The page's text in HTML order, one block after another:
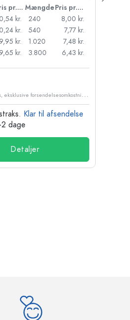
Pris pr. stk. Mængde
Pris pr. stk.
kr.
kr.
9,95 kr.
9,65 kr.
240
8,00 kr.
540
7,77 kr.
1.020
7,48 kr.
3.800
6,43 kr.
P
riser inkl. moms, eksklusive forsendelsesomkostninger
Klar til afsendelse
dage
Detaljer